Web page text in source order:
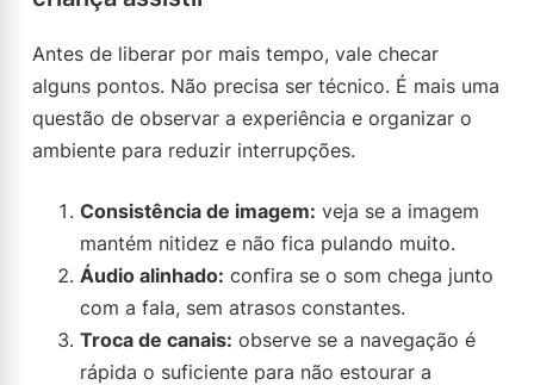
Antes de liberar por mais tempo, vale checar
alguns pontos. Não precisa ser técnico. É mais uma
questão de observar a experiência e organizar o
ambiente para reduzir interrupções.
Consistência de imagem: veja se a imagem
mantém nitidez e não fica pulando muito.
Áudio alinhado: confira se o som chega junto
com a fala, sem atrasos constantes.
Troca de canais: observe se a navegação é
rápida o suficiente para não estourar a